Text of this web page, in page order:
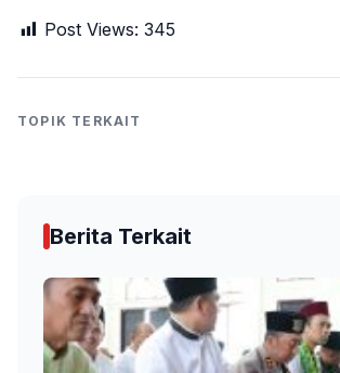
Post Views: 345
TOPIK TERKAIT
Berita Terkait